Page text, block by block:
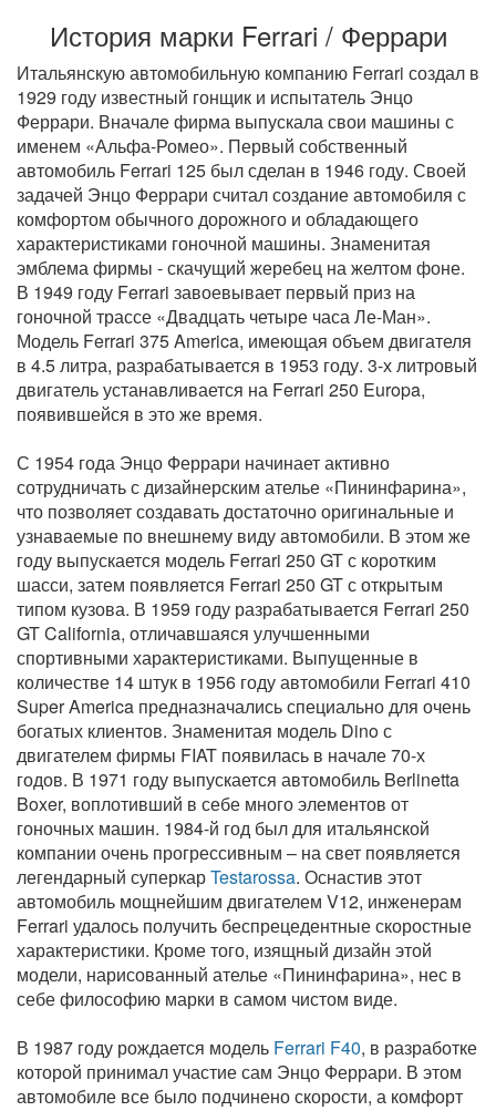
История марки Ferrari / Феррари
Итальянскую автомобильную компанию Ferrari создал в
1929 году известный гонщик и испытатель Энцо
Феррари. Вначале фирма выпускала свои машины с
именем «Альфа-Ромео». Первый собственный
автомобиль Ferrari 125 был сделан в 1946 году. Своей
задачей Энцо Феррари считал создание автомобиля с
комфортом обычного дорожного и обладающего
характеристиками гоночной машины. Знаменитая
эмблема фирмы - скачущий жеребец на желтом фоне.
В 1949 году Ferrari завоевывает первый приз на
гоночной трассе «Двадцать четыре часа Ле-Ман».
Модель Ferrari 375 America, имеющая объем двигателя
в 4.5 литра, разрабатывается в 1953 году. 3-х литровый
двигатель устанавливается на Ferrari 250 Europa,
появившейся в это же время.
С 1954 года Энцо Феррари начинает активно
сотрудничать с дизайнерским ателье «Пининфарина»,
что позволяет создавать достаточно оригинальные и
узнаваемые по внешнему виду автомобили. В этом же
году выпускается модель Ferrari 250 GT с коротким
шасси, затем появляется Ferrari 250 GT с открытым
типом кузова. В 1959 году разрабатывается Ferrari 250
GT California, отличавшаяся улучшенными
спортивными характеристиками. Выпущенные в
количестве 14 штук в 1956 году автомобили Ferrari 410
Super America предназначались специально для очень
богатых клиентов. Знаменитая модель Dino с
двигателем фирмы FIAT появилась в начале 70-х
годов. В 1971 году выпускается автомобиль Berlinetta
Boxer, воплотивший в себе много элементов от
гоночных машин. 1984-й год был для итальянской
компании очень прогрессивным – на свет появляется
легендарный суперкарTestarossa. Оснастив этот
автомобиль мощнейшим двигателем V12, инженерам
Ferrari удалось получить беспрецедентные скоростные
характеристики. Кроме того, изящный дизайн этой
модели, нарисованный ателье «Пининфарина», нес в
себе философию марки в самом чистом виде.
В 1987 году рождается модель Ferrari F40, в разработке
которой принимал участие сам Энцо Феррари. В этом
автомобиле все было подчинено скорости, а комфорт